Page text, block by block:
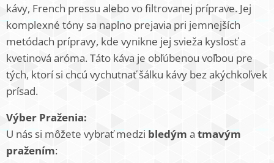
kávy, French pressu alebo vo filtrovanej príprave. Jej
komplexné tóny sa naplno prejavia pri jemnejších
metódach prípravy, kde vynikne jej svieža kyslosť a
kvetinová aróma. Táto káva je obľúbenou voľbou pre
tých, ktorí si chcú vychutnať šálku kávy bez akýchkoľvek
prísad.
Výber Praženia:
U nás si môžete vybrať medzi bledým a tmavým
pražením: